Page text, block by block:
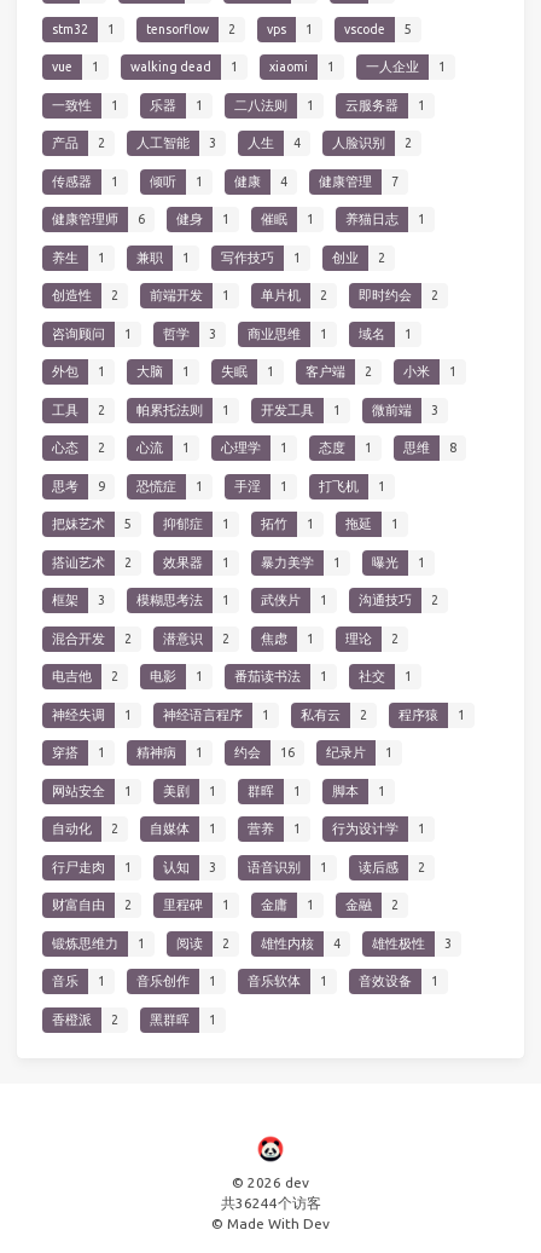
stm32 1 tensorflow 2 vps 1 vscode 5
vue 1 walking dead 1 xiaomi 1 一人企业 1
一致性 1 乐器 1 二八法则 1 云服务器 1
产品 2 人工智能 3 人生 4 人脸识别 2
传感器 1 倾听 1 健康 4 健康管理 7
健康管理师 6 健身 1 催眠 1 养猫日志 1
养生 1 兼职 1 写作技巧 1 创业 2
创造性 2 前端开发 1 单片机 2 即时约会 2
咨询顾问 1 哲学 3 商业思维 1 域名 1
外包 1 大脑 1 失眠 1 客户端 2 小米 1
工具 2 帕累托法则 1 开发工具 1 微前端 3
心态 2 心流 1 心理学 1 态度 1 思维 8
思考 9 恐慌症 1 手淫 1 打飞机 1
把妹艺术 5 抑郁症 1 拓竹 1 拖延 1
搭讪艺术 2 效果器 1 暴力美学 1 曝光 1
框架 3 模糊思考法 1 武侠片 1 沟通技巧 2
混合开发 2 潜意识 2 焦虑 1 理论 2
电吉他 2 电影 1 番茄读书法 1 社交 1
神经失调 1 神经语言程序 1 私有云 2 程序猿 1
穿搭 1 精神病 1 约会 16 纪录片 1
网站安全 1 美剧 1 群晖 1 脚本 1
自动化 2 自媒体 1 营养 1 行为设计学 1
行尸走肉 1 认知 3 语音识别 1 读后感 2
财富自由 2 里程碑 1 金庸 1 金融 2
锻炼思维力 1 阅读 2 雄性内核 4 雄性极性 3
音乐 1 音乐创作 1 音乐软体 1 音效设备 1
香橙派 2 黑群晖 1
© 2026 dev
共36244个访客
© Made With Dev